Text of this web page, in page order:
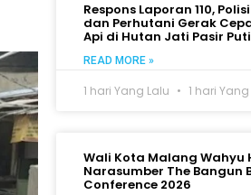
Respons Laporan 110,
dan Perhutani Gerak
Api di Hutan Jati Pasir
READ MORE »
1 hari Yang Lalu 1 hari
Wali Kota Malang
Narasumber The Bangun
Conference 2026